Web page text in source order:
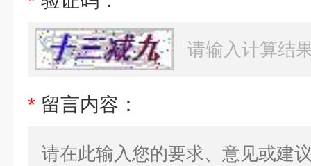
* 留言内容：